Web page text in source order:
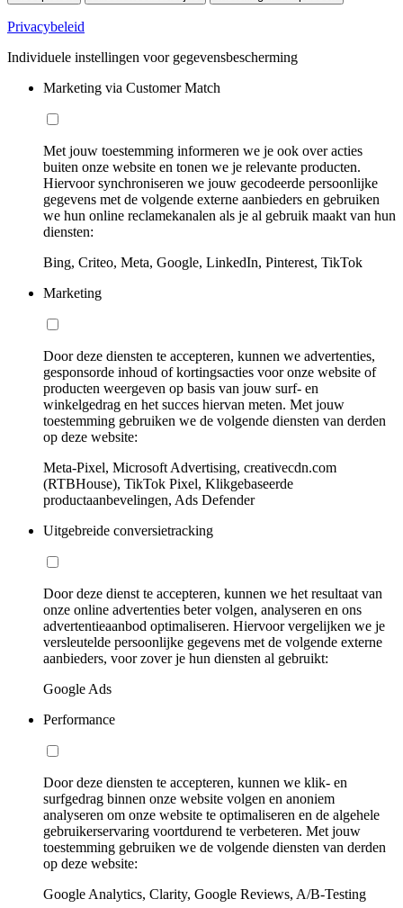
Privacybeleid
Individuele instellingen voor gegevensbescherming
Marketing via Customer Match
Met jouw toestemming informeren we je ook over acties
buiten onze website en tonen we je relevante producten.
Hiervoor synchroniseren we jouw gecodeerde persoonlijke
gegevens met de volgende externe aanbieders en gebruiken
we hun online reclamekanalen als je al gebruik maakt van hun
diensten:
Bing, Criteo, Meta, Google, LinkedIn, Pinterest, TikTok
Marketing
Door deze diensten te accepteren, kunnen we advertenties,
gesponsorde inhoud of kortingsacties voor onze website of
producten weergeven op basis van jouw surf- en
winkelgedrag en het succes hiervan meten. Met jouw
toestemming gebruiken we de volgende diensten van derden
op deze website:
Meta-Pixel, Microsoft Advertising, creativecdn.com
(RTBHouse), TikTok Pixel, Klikgebaseerde
productaanbevelingen, Ads Defender
Uitgebreide conversietracking
Door deze dienst te accepteren, kunnen we het resultaat van
onze online advertenties beter volgen, analyseren en ons
advertentieaanbod optimaliseren. Hiervoor vergelijken we je
versleutelde persoonlijke gegevens met de volgende externe
aanbieders, voor zover je hun diensten al gebruikt:
Google Ads
Performance
Door deze diensten te accepteren, kunnen we klik- en
surfgedrag binnen onze website volgen en anoniem
analyseren om onze website te optimaliseren en de algehele
gebruikerservaring voortdurend te verbeteren. Met jouw
toestemming gebruiken we de volgende diensten van derden
op deze website:
Google Analytics, Clarity, Google Reviews, A/B-Testing